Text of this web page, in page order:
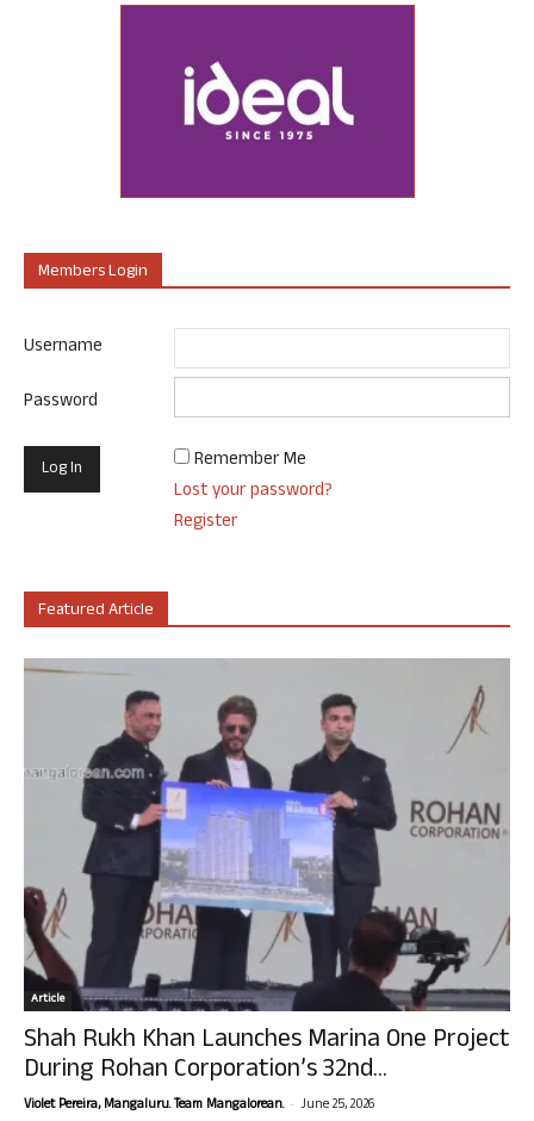
Members Login
Username
Password
Remember Me
Lost your password?
Register
Featured Article
Article
Shah Rukh Khan Launches Marina One Project
During Rohan Corporation’s 32nd...
Violet Pereira, Mangaluru. Team Mangalorean. - June 25, 2026